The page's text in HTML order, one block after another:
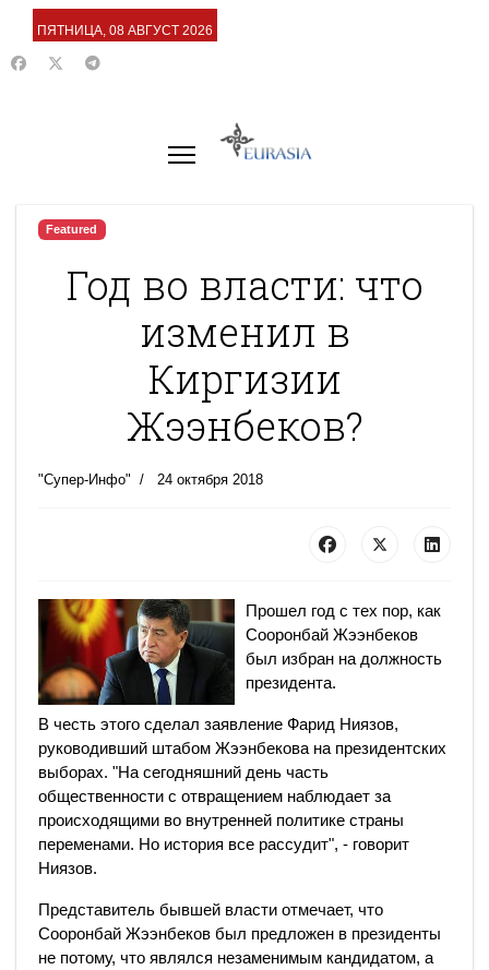
ПЯТНИЦА, 08 АВГУСТ 2026
Featured
Год во власти: что
изменил в
Киргизии
Жээнбеков?
"Супер-Инфо" 24 октября 2018
Прошел год с тех пор, как
Сооронбай Жээнбеков
был избран на должность
президента.
В честь этого сделал заявление Фарид Ниязов,
руководивший штабом Жээнбекова на президентских
выборах. "На сегодняшний день часть
общественности с отвращением наблюдает за
происходящими во внутренней политике страны
переменами. Но история все рассудит", - говорит
Ниязов.
Представитель бывшей власти отмечает, что
Сооронбай Жээнбеков был предложен в президенты
не потому, что являлся незаменимым кандидатом, а